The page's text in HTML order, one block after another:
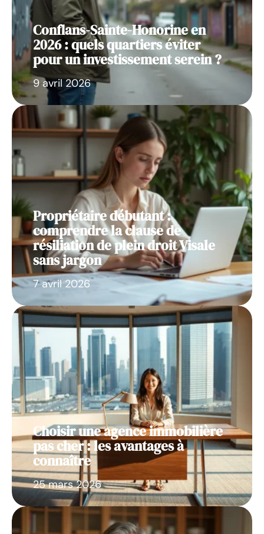
Conflans-Sainte-Honorine en
2026 : quels quartiers éviter
pour un investissement serein ?
9 avril 2026
Propriétaire débutant :
comprendre la clause de
résiliation de plein droit Visale
sans jargon
7 avril 2026
Choisir une agence immobilière
pas cher : les avantages à
connaître
25 mars 2026